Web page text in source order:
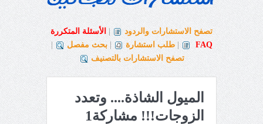
تصفح الاستشارات والردود
الأسئلة المتكررة
FAQ
طلب استشارة بحث مفصل
تصفح الاستشارات بالتصنيف
الميول الشاذة.... وتعدد
الزوجات!!! مشاركة1